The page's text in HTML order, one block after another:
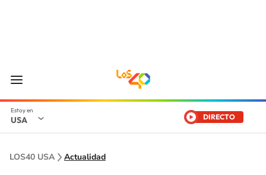
USA DIRECTO
LOS40 USA Actualidad